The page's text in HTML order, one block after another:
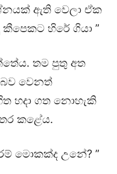
ඇති වෙලා ඒක
හිරේ ගියා ”
තම පුතු අත
වෙනත්
හදා ගත නොහැකි
කළේය.
මොකක්ද උනේ? ”